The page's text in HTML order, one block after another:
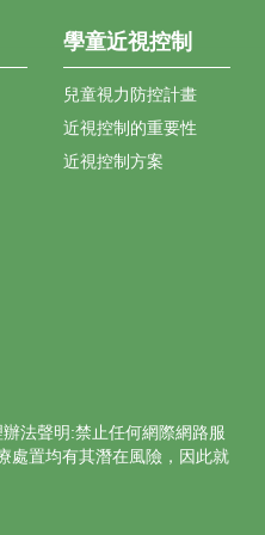
學童近視控制
兒童視力防控計畫
近視控制的重要性
近視控制方案
法聲明:禁止任何網際網路服
處置均有其潛在風險，因此就